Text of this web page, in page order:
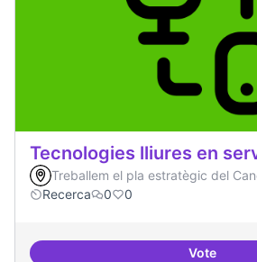
Tecnologies lliures en
Treballem el pla estratègic del
Recerca
0 0
Vote